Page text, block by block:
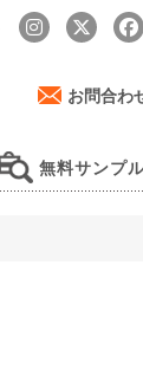
お問合わ
無料サンプ